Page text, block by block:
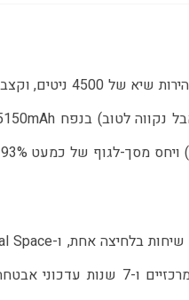
פתקים ותכנים. לראשונה מציעה החברה 5 שנות